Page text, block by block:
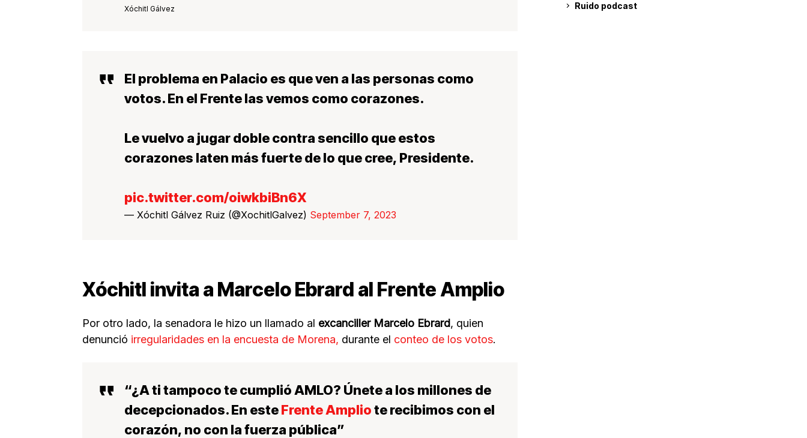
Xóchitl Gálvez
El problema en Palacio es que ven a las personas como
votos. En el Frente las vemos como corazones.
Le vuelvo a jugar doble contra sencillo que estos
corazones laten más fuerte de lo que cree, Presidente.
pic.twitter.com/oiwkbiBn6X
— Xóchitl Gálvez Ruiz (@XochitlGalvez) September 7, 2023
Xóchitl invita a Marcelo Ebrard al Frente Amplio
Por otro lado, la senadora le hizo un llamado al excanciller Marcelo Ebrard, quien
denunció irregularidades en la encuesta de Morena, durante el conteo de los votos.
“¿A ti tampoco te cumplió AMLO? Únete a los millones de
decepcionados. En esteFrente Ampliote recibimos con el
corazón, no con la fuerza pública”
Ruido podcast